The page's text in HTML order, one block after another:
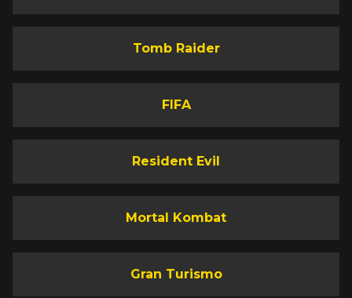
Tomb Raider
FIFA
Resident Evil
Mortal Kombat
Gran Turismo